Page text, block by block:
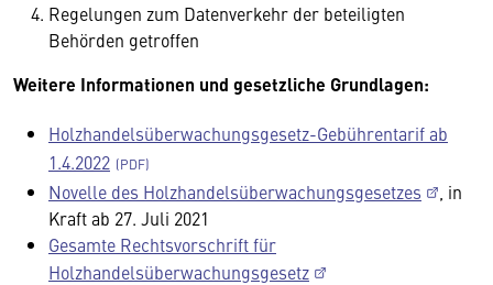
Regelungen zum Datenverkehr der beteiligten
Behörden getroffen
Weitere Informationen und gesetzliche Grundlagen:
Holzhandelsüberwachungsgesetz-Gebührentarif ab
1.4.2022
Novelle des Holzhandelsüberwachungsgesetzes
, in
Kraft ab 27. Juli 2021
Gesamte Rechtsvorschrift für
Holzhandelsüberwachungsgesetz